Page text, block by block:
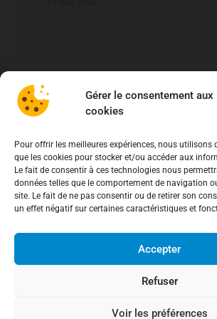
Gérer le consentement aux
cookies
Pour offrir les meilleures expériences, nous utilisons
que les cookies pour stocker et/ou accéder aux
Le fait de consentir à ces technologies nous
données telles que le comportement de navigation
site. Le fait de ne pas consentir ou de retirer son
un effet négatif sur certaines caractéristiques et
Accepter
Refuser
Voir les préférences